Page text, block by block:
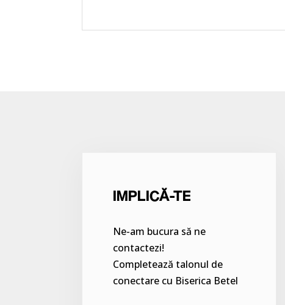
IMPLICĂ-TE
Ne-am bucura să ne
contactezi!
Completează talonul de
conectare cu Biserica Betel